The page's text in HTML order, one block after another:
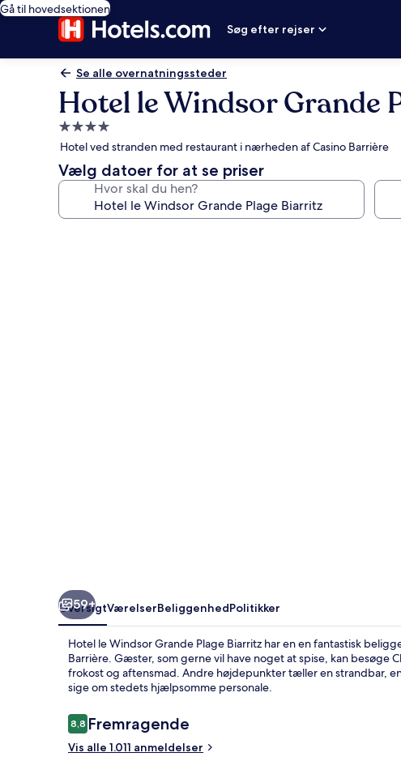
Gå til hovedsektionen
Søg efter rejser
Se alle overnatningssteder
Hotel le Windsor Grande
4.0-
stjernet
overnatningssted
Hotel ved stranden med restaurant i nærheden af Casino Barrière
Vælg datoer for at se priser
Hvor skal du hen?
59+
OversigtVærelserBeliggenhedPolitikker
Hotel le Windsor Grande Plage Biarritz har en en fantastisk
Barrière. Gæster, som gerne vil have noget at spise, kan besøge
frokost og aftensmad. Andre højdepunkter tæller en strandbar,
sige om stedets hjælpsomme personale.
Anmeldelser
8,88,8 ud af 10.
Fremragende
Vis alle 1.011 anmeldelser